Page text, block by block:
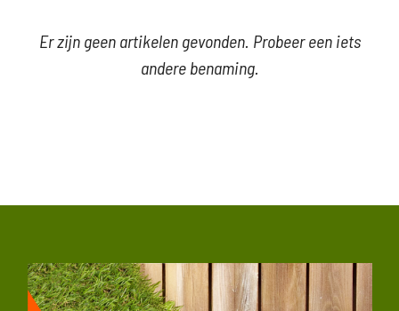
Er zijn geen artikelen gevonden. Probeer een iets
andere benaming.